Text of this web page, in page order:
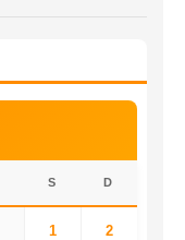
S D
1 2